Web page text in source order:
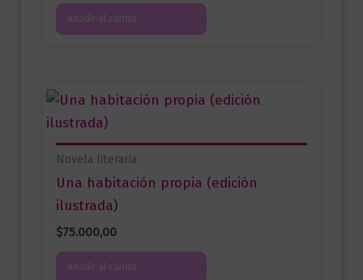
Añadir al carrito
Novela literaria
Una habitación propia (edición
ilustrada)
$75.000,00
Añadir al carrito